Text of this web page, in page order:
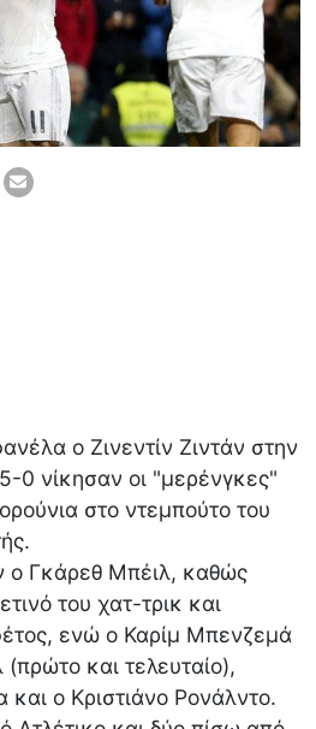
ο Ζινεντίν Ζιντάν στην
0 νίκησαν οι "μερένγκες"
στο ντεμπούτο του
ο Γκάρεθ Μπέιλ, καθώς
του χατ-τρικ και
ενώ ο Καρίμ Μπενζεμά
και τελευταίο),
ο Κριστιάνο Ρονάλντο.